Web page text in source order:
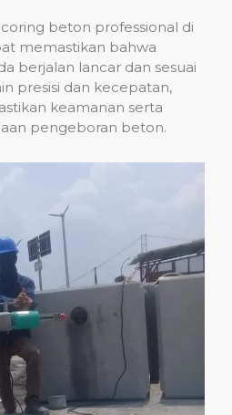
beton professional di
memastikan bahwa
berjalan lancar dan sesuai
presisi dan kecepatan,
keamanan serta
pengeboran beton.